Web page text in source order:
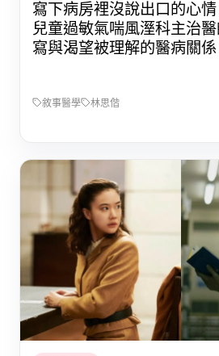
寫下病房裡沒說出口的心
兒童過敏氣喘風溼科主治
寫與渴望被理解的醫病關係
敘事醫學 林思偕